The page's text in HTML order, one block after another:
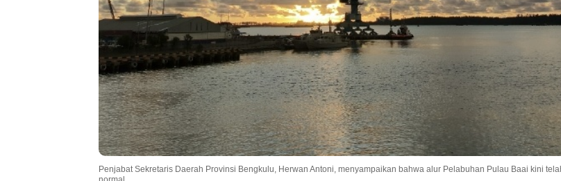
Penjabat Sekretaris Daerah Provinsi Bengkulu, Herwan Antoni, menyampaikan bahwa alur Pelabuhan Pulau Baai kini